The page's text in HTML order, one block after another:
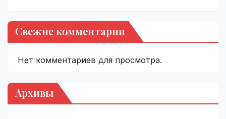
Свежие комментарии
Нет комментариев для просмотра.
Архивы